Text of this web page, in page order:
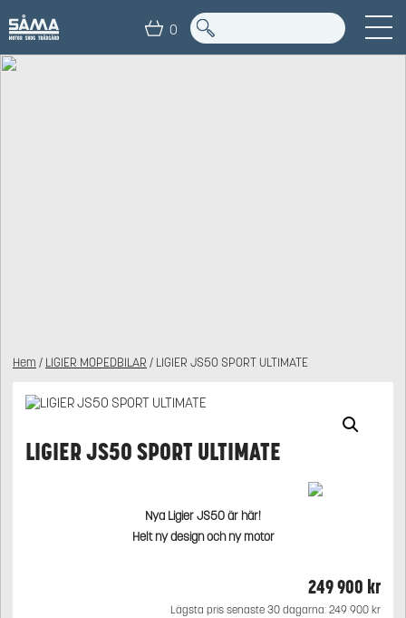
0
Hem / LIGIER MOPEDBILAR / LIGIER JS50 SPORT ULTIMATE
LIGIER JS50 SPORT ULTIMATE
Nya Ligier JS50 är här!
Helt ny design och ny motor
249 900 kr
Lägsta pris senaste 30 dagarna: 249 900 kr